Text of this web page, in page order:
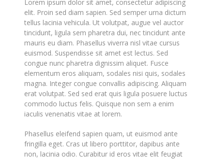
Lorem ipsum dolor sit amet, consectetur adipiscing
elit. Proin sed diam sapien. Sed semper urna dictum
tellus lacinia vehicula. Ut volutpat, augue vel auctor
tincidunt, ligula sem pharetra dui, nec tincidunt ante
mauris eu diam. Phasellus viverra nisl vitae cursus
euismod. Suspendisse sit amet est lectus. Sed
congue nunc pharetra dignissim aliquet. Fusce
elementum eros aliquam, sodales nisi quis, sodales
magna. Integer congue convallis adipiscing. Aliquam
erat volutpat. Sed sed erat quis ligula posuere luctus
commodo luctus felis. Quisque non sem a enim
iaculis venenatis vitae at lorem.
Phasellus eleifend sapien quam, ut euismod ante
fringilla eget. Cras ut libero porttitor, dapibus ante
non, lacinia odio. Curabitur id eros vitae elit feugiat